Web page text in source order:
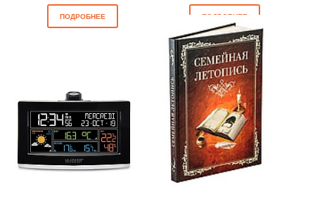
ПОДРОБНЕЕ ПОДРОБНЕЕ